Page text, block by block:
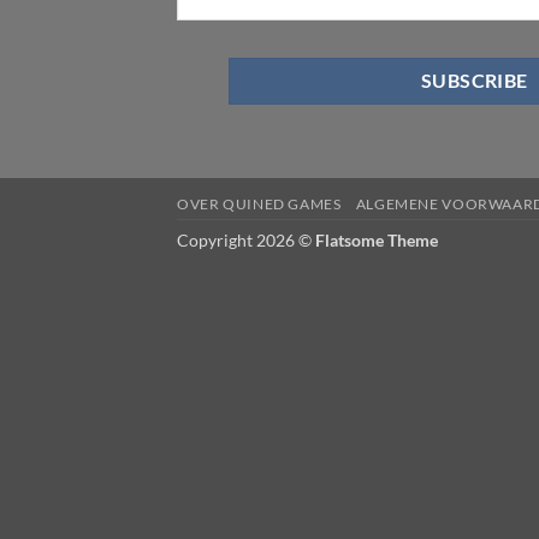
OVER QUINED GAMES ALGEMENE
Copyright 2026 © Flatsome Theme